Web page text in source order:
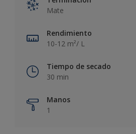
Mate
Rendimiento
10-12 m²/ L
Tiempo de secado
30 min
Manos
1